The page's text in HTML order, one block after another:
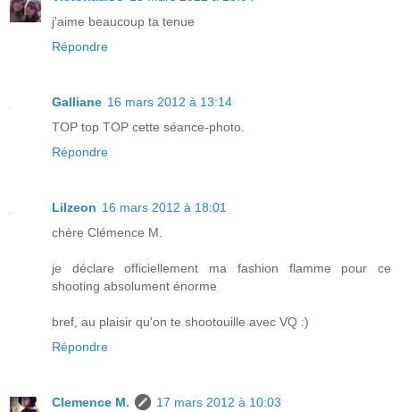
j'aime beaucoup ta tenue
Répondre
Galliane 16 mars 2012 à 13:14
TOP top TOP cette séance-photo.
Répondre
Lilzeon 16 mars 2012 à 18:01
chère Clémence M.
je déclare officiellement ma fashion flamme pour ce
shooting absolument énorme
bref, au plaisir qu'on te shootouille avec VQ :)
Répondre
Clemence M.
17 mars 2012 à 10:03